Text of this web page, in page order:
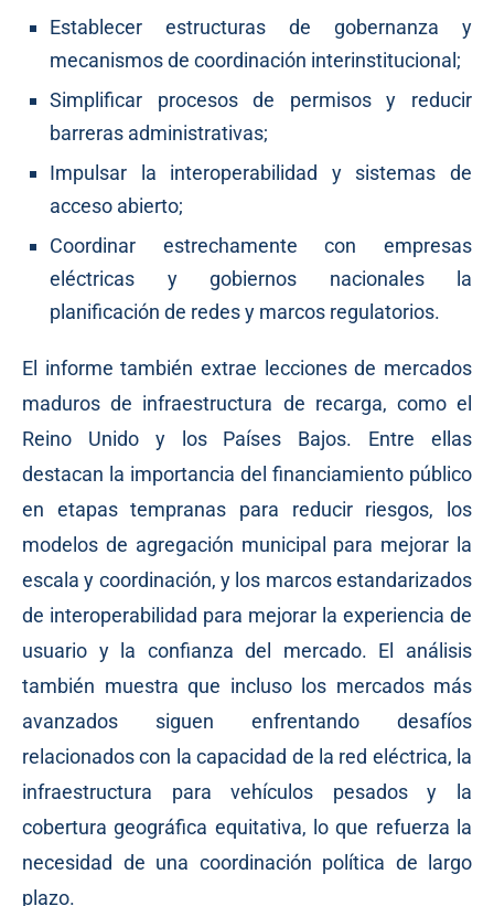
Establecer estructuras de gobernanza y
mecanismos de coordinación interinstitucional;
Simplificar procesos de permisos y reducir
barreras administrativas;
Impulsar la interoperabilidad y sistemas de
acceso abierto;
Coordinar estrechamente con empresas
eléctricas y gobiernos nacionales la
planificación de redes y marcos regulatorios.
El informe también extrae lecciones de mercados
maduros de infraestructura de recarga, como el
Reino Unido y los Países Bajos. Entre ellas
destacan la importancia del financiamiento público
en etapas tempranas para reducir riesgos, los
modelos de agregación municipal para mejorar la
escala y coordinación, y los marcos estandarizados
de interoperabilidad para mejorar la experiencia de
usuario y la confianza del mercado. El análisis
también muestra que incluso los mercados más
avanzados siguen enfrentando desafíos
relacionados con la capacidad de la red eléctrica, la
infraestructura para vehículos pesados y la
cobertura geográfica equitativa, lo que refuerza la
necesidad de una coordinación política de largo
plazo.